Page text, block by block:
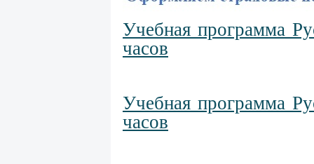
Учебная программа
часов
Учебная программа
часов